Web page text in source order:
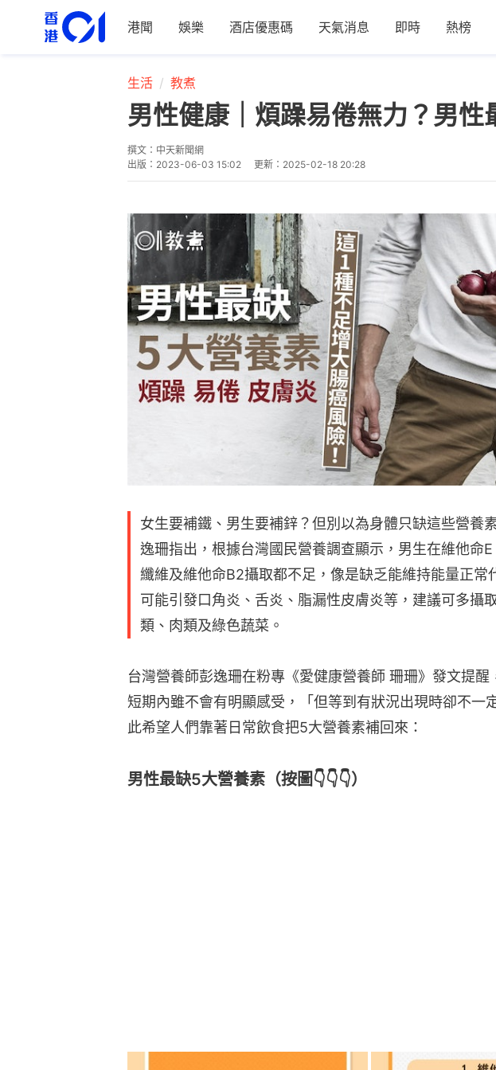
港聞 娛樂 酒店優惠碼 天氣消息 即時 熱榜
生活 教煮
男性健康｜煩躁易倦無力？男性
撰文： 中天新聞網
出版： 2023-06-03 15:02 更新： 2025-02-18 20:28
女生要補鐵、男生要補鋅？但別以為身體只缺這些營養
逸珊指出，根據台灣國民營養調查顯示，男生在維他命
纖維及維他命B2攝取都不足，像是缺乏能維持能量正常
可能引發口角炎、舌炎、脂漏性皮膚炎等，建議可多攝
類、肉類及綠色蔬菜。
台灣營養師彭逸珊在粉專《愛健康營養師 珊珊》發文提醒
短期內雖不會有明顯感受，「但等到有狀況出現時卻不一
此希望人們靠著日常飲食把5大營養素補回來：
男性最缺5大營養素（按圖👇👇👇）